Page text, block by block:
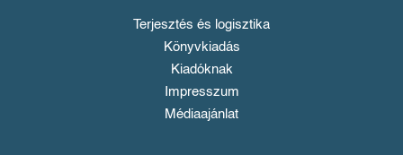
Terjesztés és logisztika
Könyvkiadás
Kiadóknak
Impresszum
Médiaajánlat